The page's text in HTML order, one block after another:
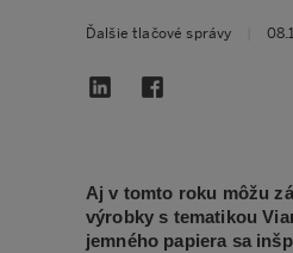
Ďalšie tlačové správy
Aj v tomto roku môžu
výrobky s tematikou
jemného papiera sa